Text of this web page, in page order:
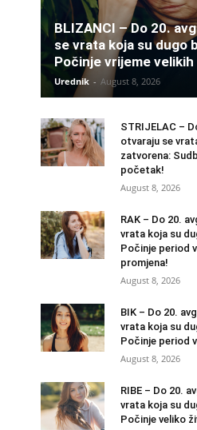
BLIZANCI – Do 20.
se vrata koja su dugo
Počinje vrijeme
Urednik - August 8, 2026
STRIJELAC –
otvaraju se
zatvorena:
početak!
August 8, 2026
RAK – Do 20.
vrata koja su
Počinje period
promjena!
August 8, 2026
BIK – Do 20.
vrata koja su
Počinje period
August 8, 2026
RIBE – Do 20.
vrata koja su
Počinje veliko